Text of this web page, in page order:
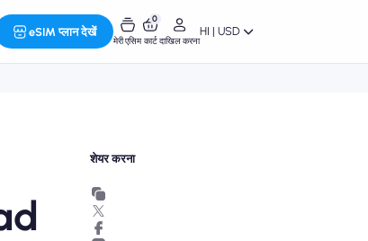
eSIM प्लान देखें
मेरी एसिम
0
कार्ट दाखिल करना
HI | USD
शेयर करना